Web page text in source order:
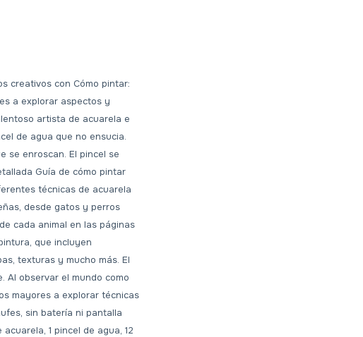
creativos con Cómo pintar:
a explorar aspectos y
artista de acuarela e
de agua que no ensucia.
se enroscan. El pincel se
Guía de cómo pintar
técnicas de acuarela
desde gatos y perros
cada animal en las páginas
que incluyen
texturas y mucho más. El
Al observar el mundo como
mayores a explorar técnicas
sin batería ni pantalla
1 pincel de agua, 12